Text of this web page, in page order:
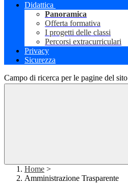
Didattica
Panoramica
Offerta formativa
I progetti delle classi
Percorsi extracurriculari
Privacy
Sicurezza
Campo di ricerca per le pagine del sito
Home >
Amministrazione Trasparente